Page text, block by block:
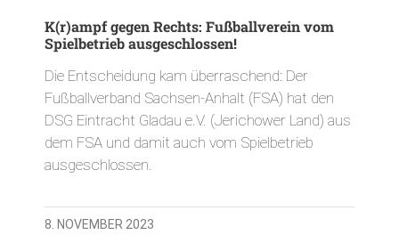
K(r)ampf gegen Rechts: Fußballverein vom
Spielbetrieb ausgeschlossen!
Die Entscheidung kam überraschend: Der
Fußballverband Sachsen-Anhalt (FSA) hat den
DSG Eintracht Gladau e.V. (Jerichower Land) aus
dem FSA und damit auch vom Spielbetrieb
ausgeschlossen.
8. NOVEMBER 2023